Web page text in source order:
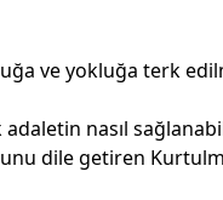
ve yokluğa terk
nasıl
dile getiren